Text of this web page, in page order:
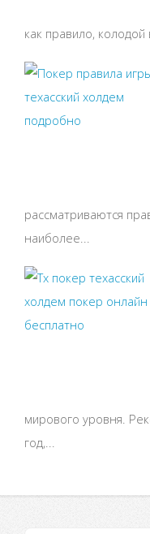
как правило, колодой
рассматриваются
наиболее...
мирового уровня.
год,...